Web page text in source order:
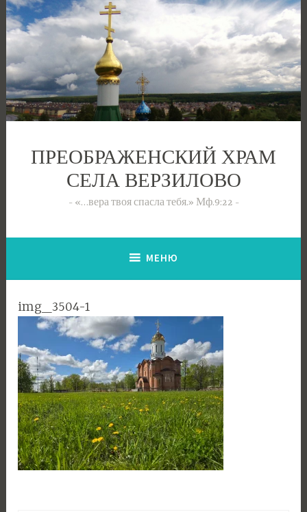
Перейти
к
содержимому
ПРЕОБРАЖЕНСКИЙ ХРАМ
СЕЛА ВЕРЗИЛОВО
«…вера твоя спасла тебя.» Мф.9:22
МЕНЮ
img_3504-1